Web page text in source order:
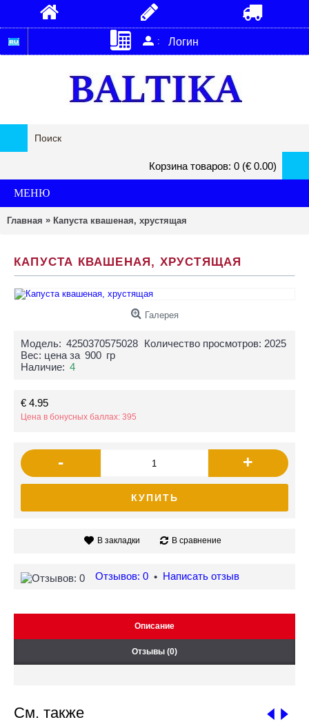
: Логин
Корзина товаров: 0 (€ 0.00)
МЕНЮ
Главная » Капуста квашеная, хрустящая
КАПУСТА КВАШЕНАЯ, ХРУСТЯЩАЯ
Галерея
Количество просмотров: 2025
Модель: 4250370575028
Вес: цена за 900 гр
Наличие: 4
€ 4.95
Цена в бонусных баллах: 395
- +
КУПИТЬ
В закладки В сравнение
Отзывов: 0 • Написать отзыв
Описание
Отзывы (0)
См. также